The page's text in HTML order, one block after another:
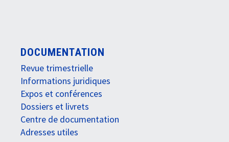
DOCUMENTATION
Revue trimestrielle
Informations juridiques
Expos et conférences
Dossiers et livrets
Centre de documentation
Adresses utiles